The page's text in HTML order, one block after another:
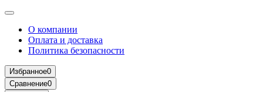
О компании
Оплата и доставка
Политика безопасности
Избранное0
Сравнение0